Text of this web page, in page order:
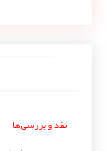
نقد و بررسی‌ها